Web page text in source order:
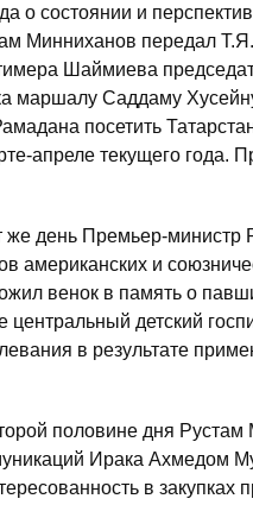
о состоянии и
Минниханов передал
Шаймиева
маршалу Саддаму
посетить
апреле текущего года.
же день Премьер-министр
американских и
венок в память о
центральный детский
в результате
половине дня Рустам
Ирака Ахмедом
в